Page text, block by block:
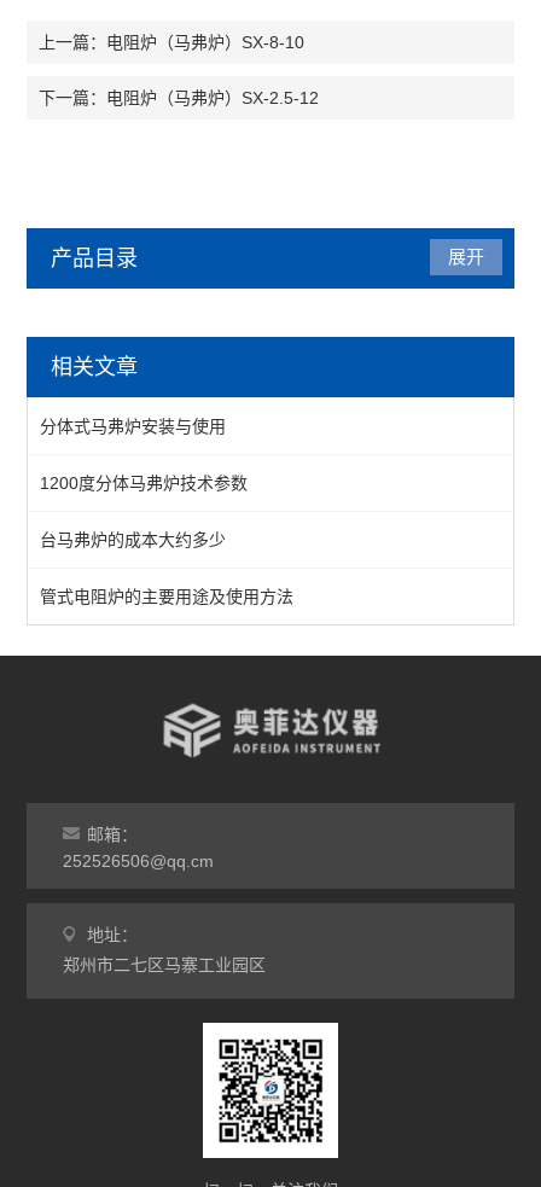
上一篇： 电阻炉（马弗炉）SX-8-10
下一篇： 电阻炉（马弗炉）SX-2.5-12
产品目录
陶瓷纤维马弗炉
箱式马弗炉
分体式马弗炉
实验室马弗炉
箱式高温炉
灰分马弗炉
非标定做马弗炉
工业马弗炉
展开
相关文章
分体式马弗炉安装与使用
1200度分体马弗炉技术参数
台马弗炉的成本大约多少
管式电阻炉的主要用途及使用方法
邮箱：
252526506@qq.cm
地址：
郑州市二七区马寨工业园区